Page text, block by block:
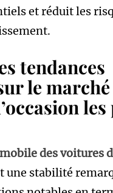
et réduit les
tendances
le marché
les
des voitures
une stabilité